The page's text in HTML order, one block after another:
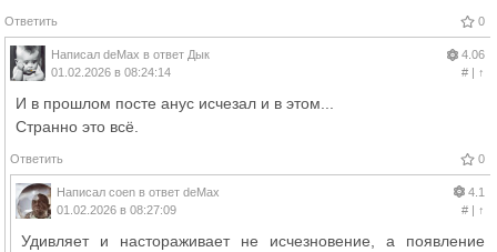
Ответить 0
Написал deMax в ответ Дык
01.02.2026 в 08:24:14
4.06
#| ↑
И в прошлом посте анус исчезал и в этом...
Странно это всё.
Ответить 0
Написал coen в ответ deMax
01.02.2026 в 08:27:09
4.1
#| ↑
Удивляет и настораживает не исчезновение, а появление